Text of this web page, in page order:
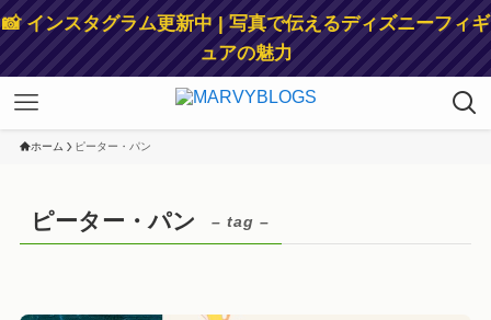
📸 インスタグラム更新中 | 写真で伝えるディズニーフィギ
ュアの魅力
ホーム ピーター・パン
ピーター・パン – tag –